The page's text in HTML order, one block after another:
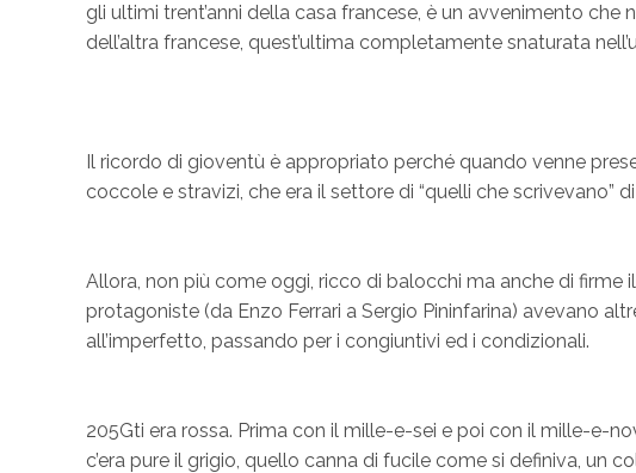
gli ultimi trent’anni della casa francese, è un avvenimento
dell’altra francese, quest’ultima completamente snaturata
Il ricordo di gioventù è appropriato perché quando venne
coccole e stravizi, che era il settore di “quelli che scrivevano”
Allora, non più come oggi, ricco di balocchi ma anche di
protagoniste (da Enzo Ferrari a Sergio Pininfarina) avevano
all’imperfetto, passando per i congiuntivi ed i condizionali.
205Gti era rossa. Prima con il mille-e-sei e poi con il mille-e-
c’era pure il grigio, quello canna di fucile come si definiva, un